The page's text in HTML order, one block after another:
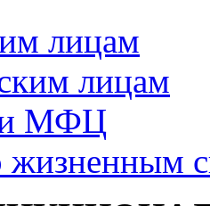
лицам
лицам
МФЦ
жизненным